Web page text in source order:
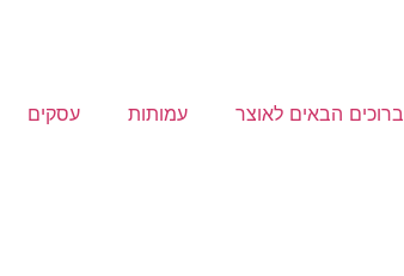
ברוכים הבאים לאוצר עמותות עסקים